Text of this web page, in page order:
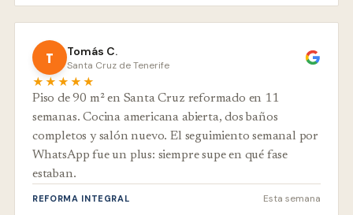
T Tomás C.
Santa Cruz de Tenerife
★★★★★
Piso de 90 m² en Santa Cruz reformado en 11
semanas. Cocina americana abierta, dos baños
completos y salón nuevo. El seguimiento semanal por
WhatsApp fue un plus: siempre supe en qué fase
estaban.
REFORMA INTEGRAL Esta semana